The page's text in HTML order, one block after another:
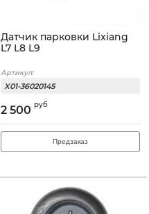
Датчик парковки Lixiang
L7 L8 L9
Артикул:
X01-36020145
2 500 руб
Предзаказ